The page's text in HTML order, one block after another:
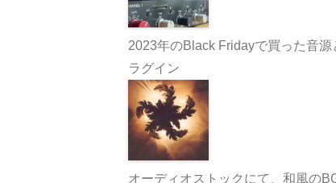
2023年のBlack Fridayで買った音源
ラグイン
オーディオストックにて、和風の